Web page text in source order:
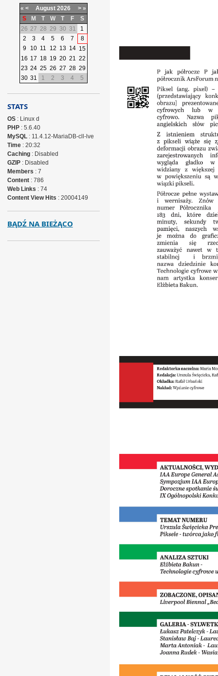
« < August 2026 > »
S
M T W T F
S
26 27 28 29 30 31
1
2
3 4 5 6 7
8
9
10 11 12 13 14 15
16 17 18 19 20 21 22
23 24 25 26 27 28 29
30 31 1 2 3 4 5
STATS
OS: Linux d
PHP: 5.6.40
MySQL: 11.4.12-MariaDB-cll-lve
Time: 20:32
Caching: Disabled
GZIP: Disabled
Members : 7
Content: 786
Web Links : 74
Content View Hits : 20004149
BĄDŹ NA BIEŻĄCO